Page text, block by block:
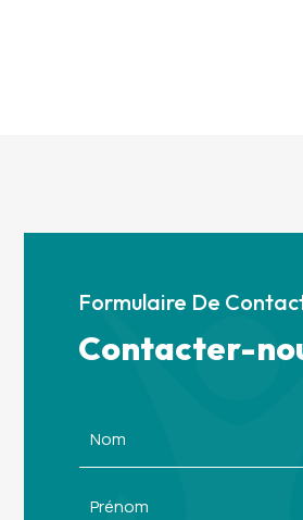
Formulaire De
Contacter-